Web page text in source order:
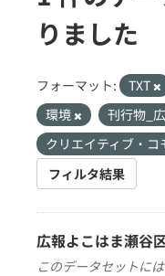
りました
フォーマット: TXT
環境
刊行物_
クリエイティブ・コ
フィルタ結果
広報よこはま瀬谷
このデータセットに